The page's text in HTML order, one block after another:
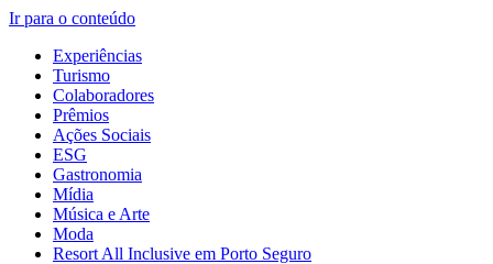
Ir para o conteúdo
Experiências
Turismo
Colaboradores
Prêmios
Ações Sociais
ESG
Gastronomia
Mídia
Música e Arte
Moda
Resort All Inclusive em Porto Seguro